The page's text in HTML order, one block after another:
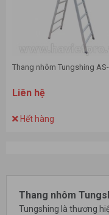
Thang nhôm Tungshing
Liên hệ
Hết hàng
Thang nhôm
Tungshing là thương